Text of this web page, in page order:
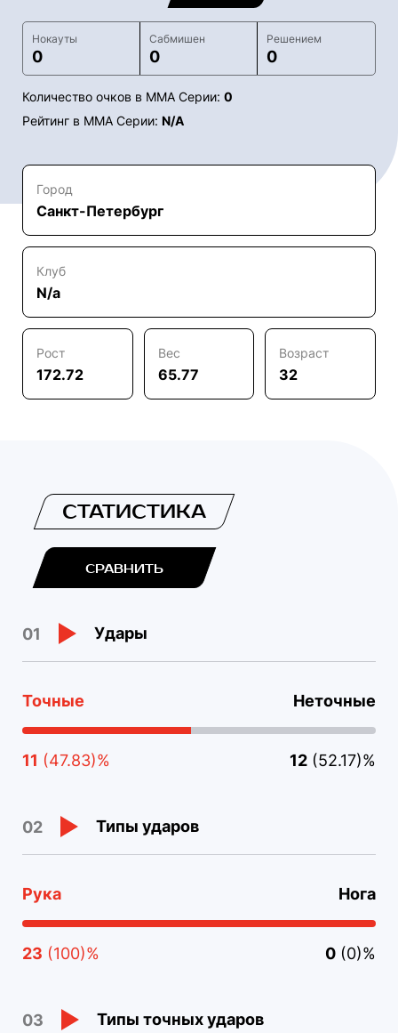
Нокауты
0
Сабмишен
0
Решением
0
Количество очков в ММА Серии: 0
Рейтинг в ММА Серии: N/A
Город
Санкт-Петербург
Клуб
N/a
Рост
172.72
Вес
65.77
Возраст
32
СТАТИСТИКА
СРАВНИТЬ
01 Удары
Точные Неточные
11 (47.83)% 12 (52.17)%
02 Типы ударов
Рука Нога
23 (100)% 0 (0)%
03 Типы точных ударов